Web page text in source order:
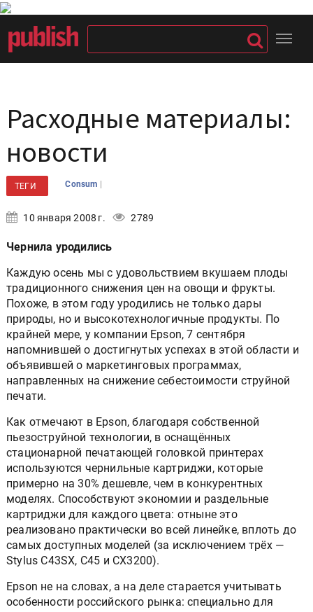
Расходные материалы:
новости
ТЕГИ Consum |
10 января 2008 г. 2789
Чернила уродились
Каждую осень мы с удовольствием вкушаем плоды
традиционного снижения цен на овощи и фрукты.
Похоже, в этом году уродились не только дары
природы, но и высокотехнологичные продукты. По
крайней мере, у компании Epson, 7 сентября
напомнившей о достигнутых успехах в этой области и
объявившей о маркетинговых программах,
направленных на снижение себестоимости струйной
печати.
Как отмечают в Epson, благодаря собственной
пьезоструйной технологии, в оснащённых
стационарной печатающей головкой принтерах
используются чернильные картриджи, которые
примерно на 30% дешевле, чем в конкурентных
моделях. Способствуют экономии и раздельные
картриджи для каждого цвета: отныне это
реализовано практически во всей линейке, вплоть до
самых доступных моделей (за исключением трёх —
Stylus C43SX, C45 и CX3200).
Epson не на словах, а на деле старается учитывать
особенности российского рынка: специально для